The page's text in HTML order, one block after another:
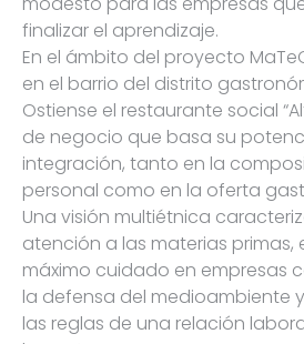
finalizar el aprendizaje.
En el ámbito del proyecto
en el barrio del distrito
Ostiense el restaurante social
de negocio que basa su
integración, tanto en la
personal como en la oferta
Una visión multiétnica
atención a las materias primas,
máximo cuidado en empresas
la defensa del medioambiente
las reglas de una relación